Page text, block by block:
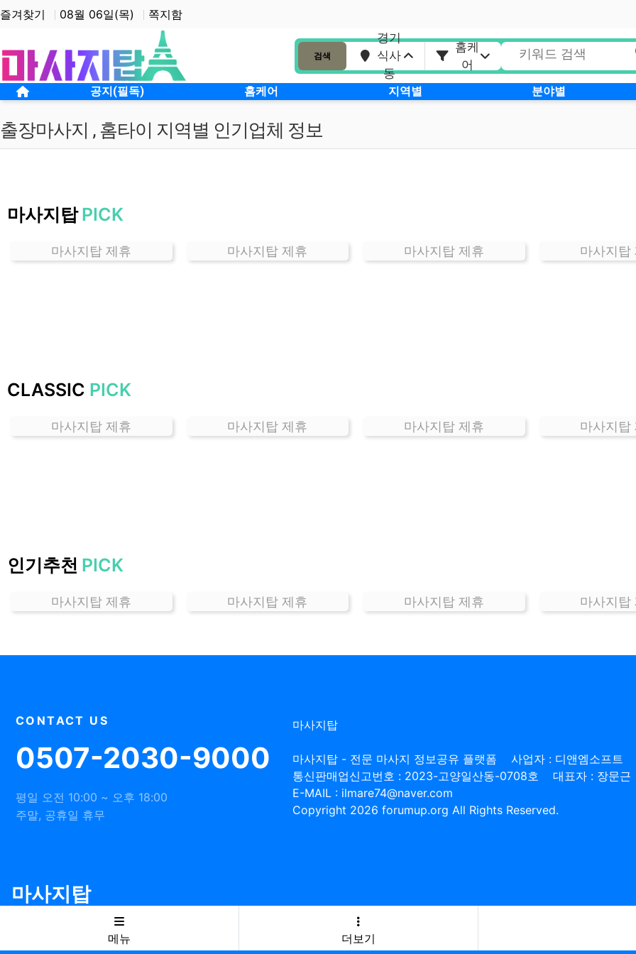
상단 네비
즐겨찾기 08월 06일(목) 쪽지함
검색
경기
식사
동
홈케
어
메인 메뉴 공지(필독) 홈케어 지역별 분야별
홈으로
출장마사지 , 홈타이 지역별 인기업체 정보
식
가
격
천
마사지탑 PICK
마사지탑 제휴 마사지탑 제휴 마사지탑 제휴 마사지탑
CLASSIC PICK
마사지탑 제휴 마사지탑 제휴 마사지탑 제휴 마사지탑
인기추천 PICK
마사지탑 제휴 마사지탑 제휴 마사지탑 제휴 마사지탑
CONTACT US
0507-2030-9000
평일 오전 10:00 ~ 오후 18:00
주말, 공휴일 휴무
마사지탑
마사지탑 - 전문 마사지 정보공유 플랫폼
사업자 : 디앤엠소프트
통신판매업신고번호 : 2023-고양일산동-0708호
대표자 : 장문근
E-MAIL : ilmare74@naver.com
Copyright 2026 forumup.org All Rights Reserved.
마사지탑
메뉴
더보기